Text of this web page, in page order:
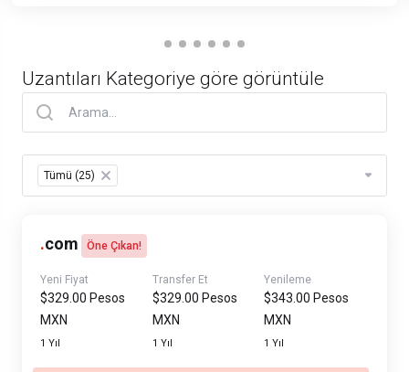
Uzantıları Kategoriye göre görüntüle
Table Filter
Tümü (25) ×
.com Öne Çıkan!
Yeni Fiyat
$329.00 Pesos
MXN
1 Yıl
Transfer Et
$329.00 Pesos
MXN
1 Yıl
Yenileme
$343.00 Pesos
MXN
1 Yıl